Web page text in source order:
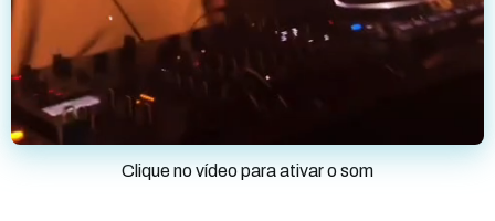
Clique no vídeo para ativar o som